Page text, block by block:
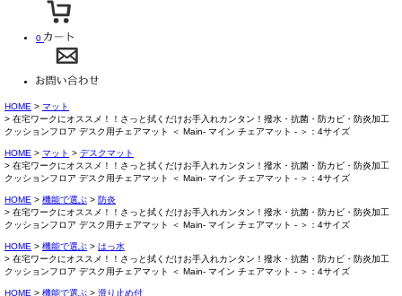
0
HOME
マット
在宅ワークにオススメ！！さっと拭くだけお手入れカンタン！撥水・抗菌・防カビ・防炎加工
クッションフロア デスク用チェアマット ＜ Main- マイン チェアマット - ＞：4サイズ
HOME マット
デスクマット
在宅ワークにオススメ！！さっと拭くだけお手入れカンタン！撥水・抗菌・防カビ・防炎加工
クッションフロア デスク用チェアマット ＜ Main- マイン チェアマット - ＞：4サイズ
HOME 機能で選ぶ
防炎
在宅ワークにオススメ！！さっと拭くだけお手入れカンタン！撥水・抗菌・防カビ・防炎加工
クッションフロア デスク用チェアマット ＜ Main- マイン チェアマット - ＞：4サイズ
HOME 機能で選ぶ
はっ水
在宅ワークにオススメ！！さっと拭くだけお手入れカンタン！撥水・抗菌・防カビ・防炎加工
クッションフロア デスク用チェアマット ＜ Main- マイン チェアマット - ＞：4サイズ
HOME 機能で選ぶ 滑り止め付